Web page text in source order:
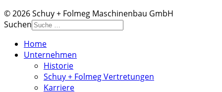
© 2026 Schuy + Folmeg Maschinenbau GmbH
Suchen
Home
Unternehmen
Historie
Schuy + Folmeg Vertretungen
Karriere